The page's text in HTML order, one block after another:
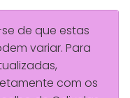
se de que estas
variar. Para
com os